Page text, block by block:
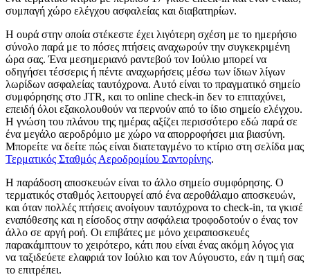
συμπαγή χώρο ελέγχου ασφαλείας και διαβατηρίων.
Η ουρά στην οποία στέκεστε έχει λιγότερη σχέση με το ημερήσιο
σύνολο παρά με το πόσες πτήσεις αναχωρούν την συγκεκριμένη
ώρα σας. Ένα μεσημεριανό ραντεβού τον Ιούλιο μπορεί να
οδηγήσει τέσσερις ή πέντε αναχωρήσεις μέσω των ίδιων λίγων
λωρίδων ασφαλείας ταυτόχρονα. Αυτό είναι το πραγματικό σημείο
συμφόρησης στο JTR, και το online check-in δεν το επιταχύνει,
επειδή όλοι εξακολουθούν να περνούν από το ίδιο σημείο ελέγχου.
Η γνώση του πλάνου της ημέρας αξίζει περισσότερο εδώ παρά σε
ένα μεγάλο αεροδρόμιο με χώρο να απορροφήσει μια βιασύνη.
Μπορείτε να δείτε πώς είναι διατεταγμένο το κτίριο στη σελίδα μας
Τερματικός Σταθμός Αεροδρομίου Σαντορίνης.
Η παράδοση αποσκευών είναι το άλλο σημείο συμφόρησης. Ο
τερματικός σταθμός λειτουργεί από ένα αεροθάλαμο αποσκευών,
και όταν πολλές πτήσεις ανοίγουν ταυτόχρονα το check-in, τα γκισέ
εναπόθεσης και η είσοδος στην ασφάλεια τροφοδοτούν ο ένας τον
άλλο σε αργή ροή. Οι επιβάτες με μόνο χειραποσκευές
παρακάμπτουν το χειρότερο, κάτι που είναι ένας ακόμη λόγος για
να ταξιδεύετε ελαφριά τον Ιούλιο και τον Αύγουστο, εάν η τιμή σας
το επιτρέπει.